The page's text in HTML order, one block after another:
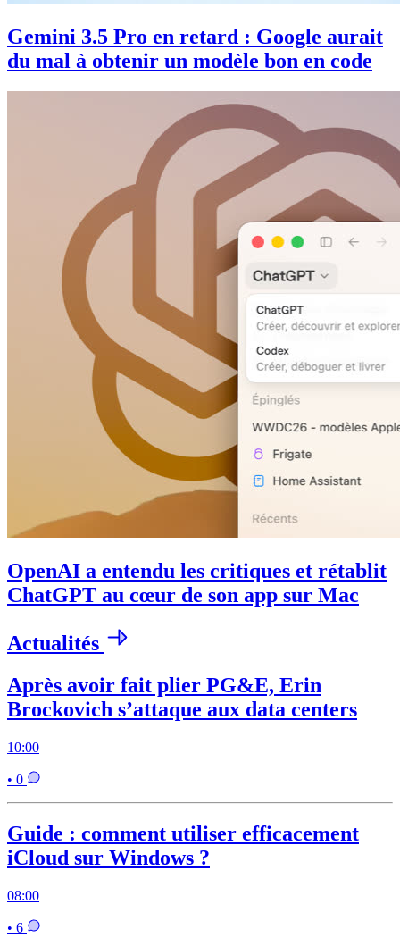
Gemini 3.5 Pro en retard : Google aurait
du mal à obtenir un modèle bon en code
OpenAI a entendu les critiques et rétablit
ChatGPT au cœur de son app sur Mac
Actualités
Après avoir fait plier PG&E, Erin
Brockovich s’attaque aux data centers
10:00
• 0
Guide : comment utiliser efficacement
iCloud sur Windows ?
08:00
• 6